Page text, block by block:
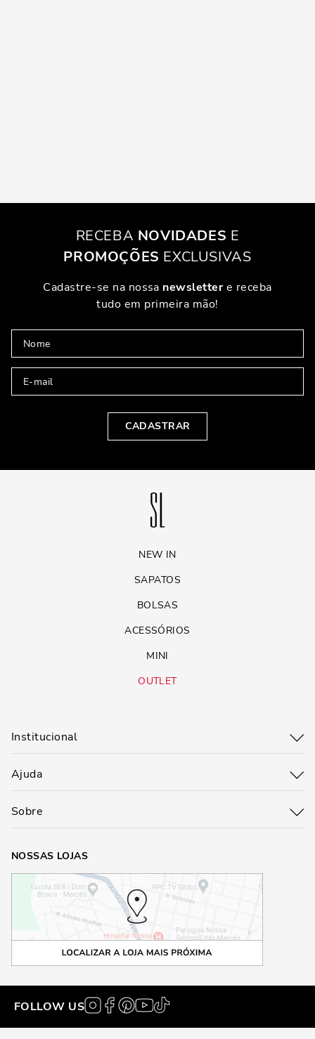
RECEBA NOVIDADES E
PROMOÇÕES EXCLUSIVAS
Cadastre-se na nossa newslettere receba
tudo em primeira mão!
CADASTRAR
NEW IN
SAPATOS
BOLSAS
ACESSÓRIOS
MINI
OUTLET
Institucional
Ajuda
Sobre
NOSSAS LOJAS
FOLLOW US